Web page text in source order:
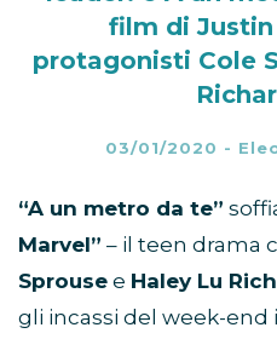
film di
protagonisti Cole
03/01/2020 -
“A un metro da te”
Marvel” – il teen drama
Sprouse e Haley Lu
gli incassi del week-end